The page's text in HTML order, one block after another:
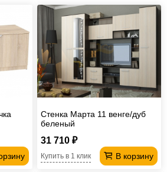
Стенка Марта 11 венге/дуб
беленый
31 710 ₽
В корзину
Купить в 1 клик